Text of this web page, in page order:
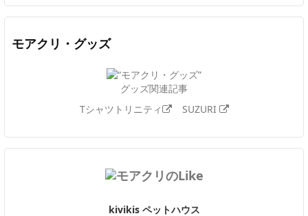
モアクリ・グッズ
グッズ関連記事
Tシャツトリニティ
SUZURI
kivikis ペットハウス